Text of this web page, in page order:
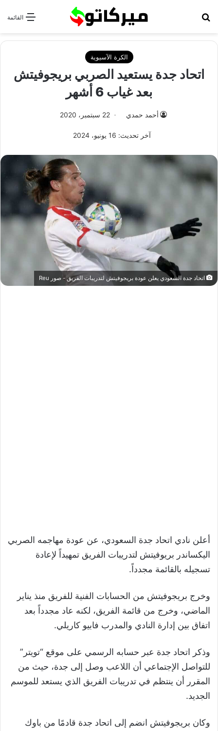
القائمة
الكرة الآسيوية
اتحاد جدة يستعيد الصربي بريجوفيتش
بعد غياب 6 أشهر
أحمد حمدي 22 سبتمبر، 2020
آخر تحديث: 16 يونيو، 2024
اتحاد جدة السعودي يعلن عودة بريجوفيتش لتدريبات الفريق - صور Reu
أعلن نادي اتحاد جدة السعودي، عن عودة مهاجمه الصربي
اليكساندر بريوفيتش لتدريبات الفريق تمهيداً لإعادة
تسجيله بالقائمة مجدداً.
وخرج بريجوفيتش من الحسابات الفنية للفريق منذ يناير
الماضي، وخرج من قائمة الفريق، لكنه عاد مجدداً بعد
اتفاق بين إدارة النادي والمدرب فابيو كاريلي.
وذكر اتحاد جدة عبر حسابه الرسمي على موقع “تويتر”
للتواصل الإجتماعي أن اللاعب وصل إلى جدة، حيث من
المقرر أن ينتظم في تدريبات الفريق الذي يستعد للموسم
الجديد.
وكان بريجوفيتش انضم إلى اتحاد جدة قادمًا من باوك